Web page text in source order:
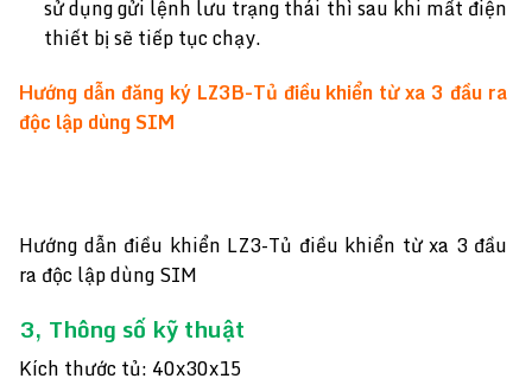
sử dụng gửi lệnh lưu trạng thái thì sau khi mất điện
thiết bị sẽ tiếp tục chạy.
Hướng dẫn đăng ký LZ3B-Tủ điều khiển từ xa 3 đầu ra
độc lập dùng SIM
Hướng dẫn điều khiển LZ3-Tủ điều khiển từ xa 3 đầu
ra độc lập dùng SIM
3, Thông số kỹ thuật
Kích thước tủ: 40x30x15